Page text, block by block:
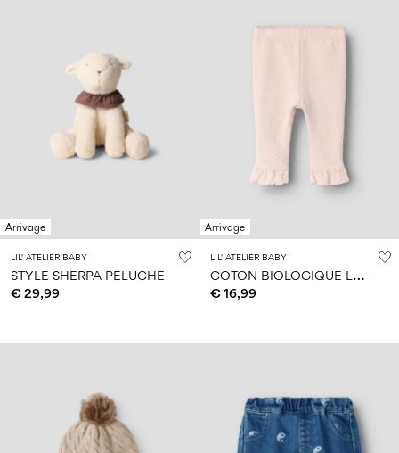
Arrivage
LIL' ATELIER BABY
STYLE SHERPA PELUCHE
€ 29,99
Arrivage
LIL' ATELIER BABY
C
OTON BIOLOGIQUE LEGGINGS
€ 16,99